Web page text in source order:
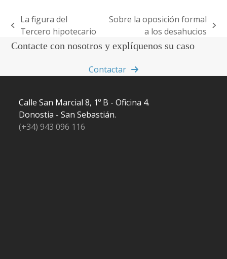
previous
post:
La figura del
Tercero hipotecario
post:
Sobre la oposición formal
a los desahucios
Contacte con nosotros y explíquenos su caso
Contactar
Calle San Marcial 8, 1º B - Oficina 4.
Donostia - San Sebastián.
(+34) 943 096 116